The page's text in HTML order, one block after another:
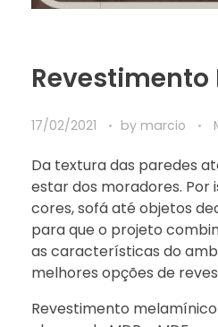
Revestimento
17/02/2021 by marcio
Da textura das paredes
estar dos moradores.
cores, sofá até objetos
para que o projeto
as características do
melhores opções de
Revestimento